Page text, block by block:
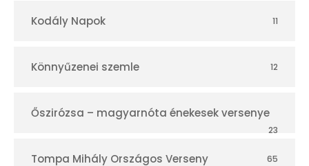
Kodály Napok 11
Könnyűzenei szemle 12
Őszirózsa – magyarnóta énekesek versenye
23
Tompa Mihály Országos Verseny 65